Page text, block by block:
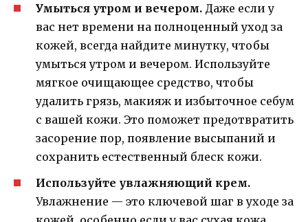
Умыться утром и вечером. Даже если у
вас нет времени на полноценный уход за
кожей, всегда найдите минутку, чтобы
умыться утром и вечером. Используйте
мягкое очищающее средство, чтобы
удалить грязь, макияж и избыточное себум
с вашей кожи. Это поможет предотвратить
засорение пор, появление высыпаний и
сохранить естественный блеск кожи.
Используйте увлажняющий крем.
Увлажнение — это ключевой шаг в уходе за